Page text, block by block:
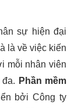
sự hiện đại
là về việc kiến
mỗi nhân viên
Phần mềm
bởi Công ty